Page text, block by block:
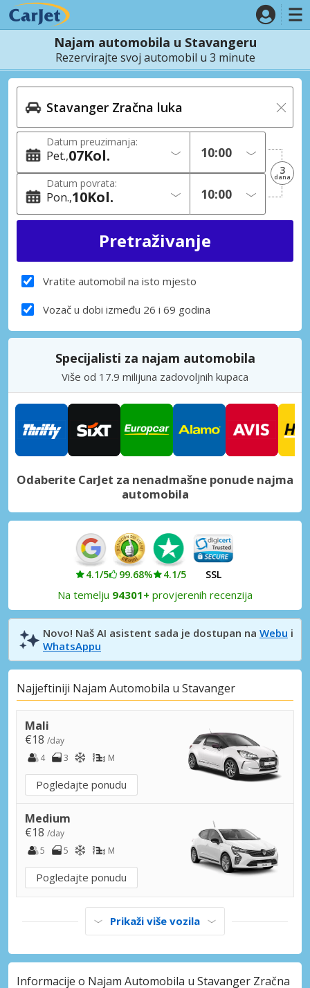
Najam automobila u Stavangeru
Rezervirajte svoj automobil u 3 minute
Datum preuzimanja:
Pet. 07Kol.
Datum povrata:
Pon. 10Kol.
3
dana
Vratite automobil na isto mjesto
Vozač u dobi između 26 i 69 godina
Specijalisti za najam automobila
Više od 17.9 milijuna zadovoljnih kupaca
Odaberite CarJet za nenadmašne ponude najma
automobila
4.1/5 99.68% 4.1/5 SSL
Na temelju 94301+ provjerenih recenzija
Novo! Naš AI asistent sada je dostupan na Webu i
WhatsAppu
Najjeftiniji Najam Automobila u Stavanger
Mali
€18 /day
4
3 M
Pogledajte ponudu
Medium
€18 /day
5
5 M
Pogledajte ponudu
Prikaži više vozila
Informacije o Najam Automobila u Stavanger Zračna